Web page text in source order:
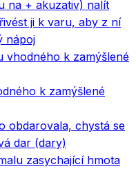
na + akuzativ) nalít
ji k varu, aby z ní
nápoj
vhodného k zamýšlené
k zamýšlené
obdarovala, chystá se
dar (dary)
zasychající hmota